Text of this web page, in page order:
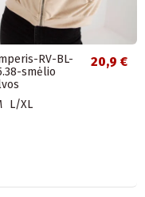
RV-BL-
smėlio
20,9 €
L/XL